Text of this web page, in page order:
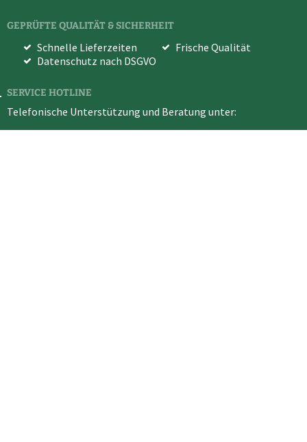
GEPRÜFTE QUALITÄT & SICHERHEIT
Schnelle Lieferzeiten
Frische Qualität
Datenschutz nach DSGVO
SERVICE HOTLINE
Telefonische Unterstützung und Beratung unter: